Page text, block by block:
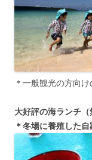
＊一般観光の方向
大好評の海ランチ（
＊冬場に養殖した